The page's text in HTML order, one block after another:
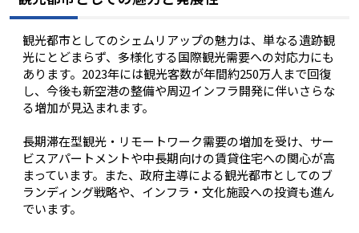
観光都市としてのシェムリアップの魅力は、単なる遺跡観
光にとどまらず、多様化する国際観光需要への対応力にも
あります。2023年には観光客数が年間約250万人まで回復
し、今後も新空港の整備や周辺インフラ開発に伴いさらな
る増加が見込まれます。
長期滞在型観光・リモートワーク需要の増加を受け、サー
ビスアパートメントや中長期向けの賃貸住宅への関心が高
まっています。また、政府主導による観光都市としてのブ
ランディング戦略や、インフラ・文化施設への投資も進ん
でいます。